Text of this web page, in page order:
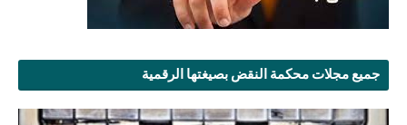
جميع مجلات محكمة النقض بصيغتها الرقمية